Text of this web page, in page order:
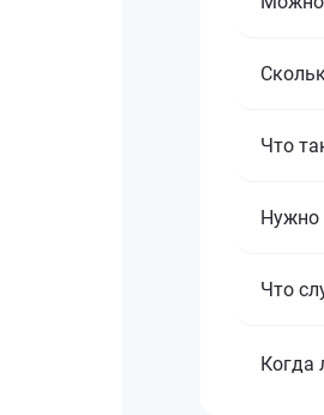
Что
Нужно
Что
Когда